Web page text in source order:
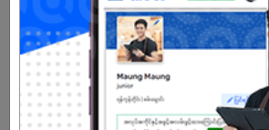
Open To : Male/Female